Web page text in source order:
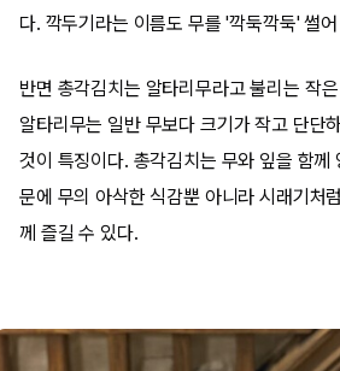
다. 깍두기라는 이름도 무를 '깍둑깍둑' 썰
반면 총각김치는 알타리무라고 불리는 작
알타리무는 일반 무보다 크기가 작고 단단
것이 특징이다. 총각김치는 무와 잎을 함께
문에 무의 아삭한 식감뿐 아니라 시래기처
께 즐길 수 있다.